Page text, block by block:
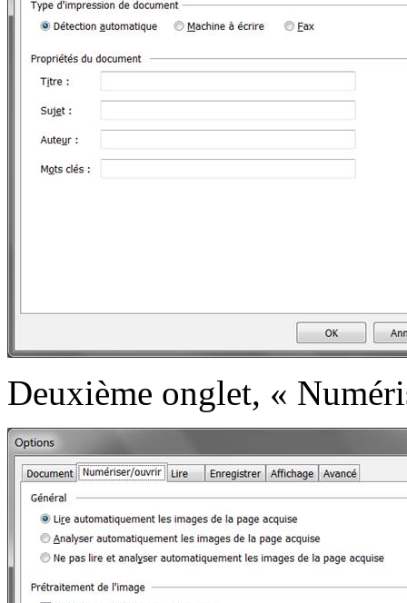
Deuxième onglet, «